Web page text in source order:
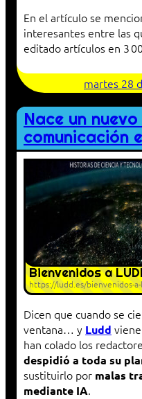
En el artículo se
interesantes entre las
editado artículos en 3
martes 28
Nace un
comunicación
Bienvenidos a
https://ludd.es/bienvenidos-
Dicen que cuando se
ventana… y Ludd
han colado los
despidió a toda su
sustituirlo por malas
mediante IA.